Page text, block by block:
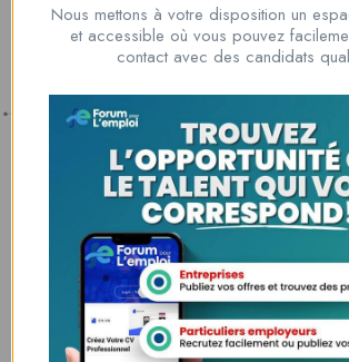
opportunité professionnelle ou que vous souhaitiez
Lome, Togo
fpe@forumpouremploi.com / 0022891917788
Espaces Candidats
Parcourir les Candidats
Tableau de Bord
Alertes d’Emploi
Nous mettons à votre disposition un
et accessible où vous pouvez
contact avec des candidats